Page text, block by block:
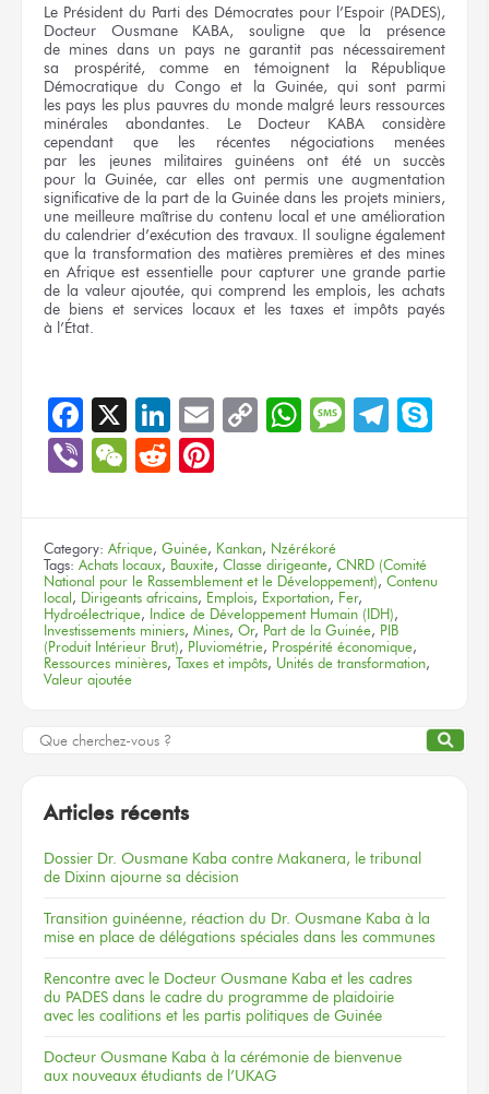
Le Président du Parti des Démocrates pour l’Espoir (PADES),
Docteur Ousmane KABA, souligne que la présence
de mines dans un pays ne garantit pas nécessairement
sa prospérité, comme en témoignent
la République
Démocratiquedu Congo et la Guinée, qui sontparmi
les pays les plus pauvresdu mondemalgré leurs ressources
minérales abondantes. Le Docteur KABA considère
cependantque les récentes négociations menées
par les jeunes militaires guinéensont été
un succès
pour la Guinée, car elles ont permis une augmentation
significativede la part de la Guinéedans les projets miniers,
une meilleuremaîtrisedu contenu local et une amélioration
du calendrier d’exécutiondes travaux. Il souligneégalement
que la transformation des matières premières et des mines
en Afrique est essentielle pour capturer une grandepartie
de la valeurajoutée,qui comprend les emplois, les achats
de biens et services locaux et les taxes et impôts payés
à l’État.
Facebook
X LinkedIn
EmailCopyWhatsApp
Message
ViberWeChat
Reddit
Category: Afrique, Guinée, Kankan, Nzérékoré
Tags: Achats locaux, Bauxite, Classe dirigeante, CNRD (Comité
National pour le Rassemblement et le Développement), Contenu
local , Dirigeants africains, Emplois, Exportation, Fer,
Hydroélectrique, Indice de Développement Humain (IDH),
Investissements miniers, Mines, Or, Part de la Guinée, PIB
(Produit Intérieur Brut), Pluviométrie, Prospérité économique,
Ressources minières, Taxes et impôts, Unités de transformation,
Valeur ajoutée
Articles récents
Dossier Dr. Ousmane Kaba contre Makanera, le tribunal
de Dixinn ajourne sa décision
Transition guinéenne, réaction du Dr. Ousmane Kaba à la
mise en place de délégations spéciales dans les communes
Rencontre avec le Docteur Ousmane Kaba et les cadres
du PADES dans le cadre du programme de plaidoirie
avec les coalitions et les partis politiques de Guinée
Docteur Ousmane Kaba à la cérémonie de bienvenue
aux nouveaux étudiants de l’UKAG